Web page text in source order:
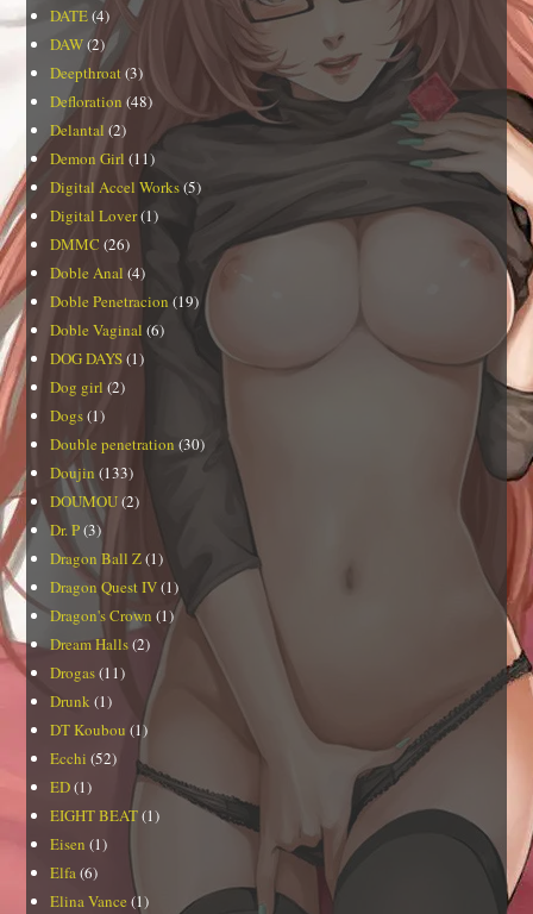
DATE(4)
DAW(2)
Deepthroat(3)
Defloration (48)
Delantal (2)
Demon Girl (11)
Digital Accel Works(5)
Digital Lover(1)
DMMC (26)
Doble Anal (4)
Doble Penetracion (19)
Doble Vaginal (6)
DOG DAYS(1)
Dog girl (2)
Dogs(1)
Double penetration (30)
Doujin (133)
DOUMOU(2)
Dr. P(3)
Dragon Ball Z(1)
Dragon Quest IV(1)
Dragon's Crown (1)
Dream Halls(2)
Drogas(11)
Drunk (1)
DT Koubou (1)
Ecchi (52)
ED(1)
EIGHT BEAT(1)
Eisen (1)
Elfa(6)
Elina Vance (1)